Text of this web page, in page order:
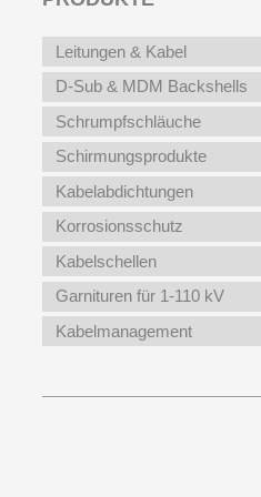
Leitungen & Kabel
D-Sub & MDM Backshells
Schrumpfschläuche
Schirmungsprodukte
Kabelabdichtungen
Korrosionsschutz
Kabelschellen
Garnituren für 1-110 kV
Kabelmanagement